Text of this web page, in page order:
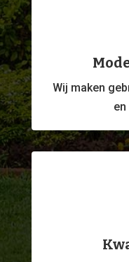
Wij maken